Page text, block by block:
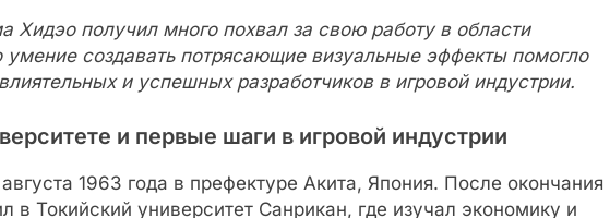
Хидэо получил много похвал за свою работу в области
умение создавать потрясающие визуальные эффекты помогло
и успешных разработчиков в игровой индустрии.
и первые шаги в игровой индустрии
1963 года в префектуре Акита, Япония. После окончания
в Токийский университет Санрикан, где изучал экономику и